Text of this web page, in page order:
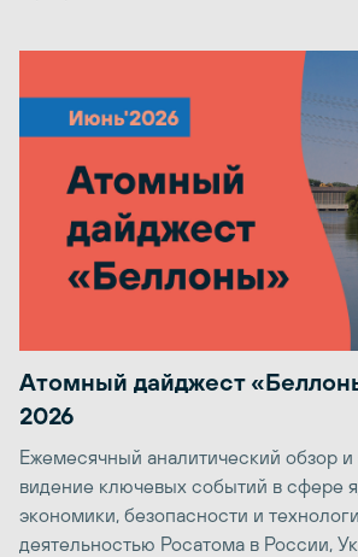
Атомный дайджест
2026
Ежемесячный аналитический обзор и
видение ключевых событий в сфере
экономики, безопасности и
деятельностью Росатома в России,